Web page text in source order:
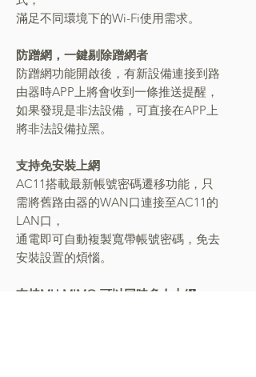
滿足不同環境下的Wi-Fi使用需求。
防蹭網，一鍵剔除蹭網者
防蹭網功能開啟後，有新設備連接到路
由器時APP上將會收到一條推送提醒，
如果發現是非法設備，可直接在APP上
將非法設備拉黑。
支持免安裝上網
AC11搭載最新帳號密碼遷移功能，只
需將舊路由器的WAN口連接至AC11的
LAN口，
通電即可自動複製寬帶帳號密碼，免去
安裝設置的煩惱。
支持MU-MIMO,可以同時多人上網